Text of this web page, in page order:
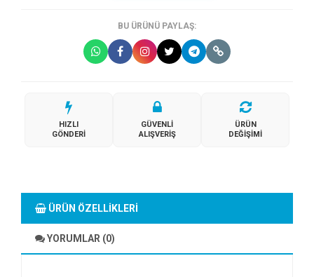
BU ÜRÜNÜ PAYLAŞ:
HIZLI
GÖNDERI
GÜVENLI
ALIŞVERIŞ
ÜRÜN
DEĞIŞIMI
ÜRÜN ÖZELLIKLERI
YORUMLAR (0)